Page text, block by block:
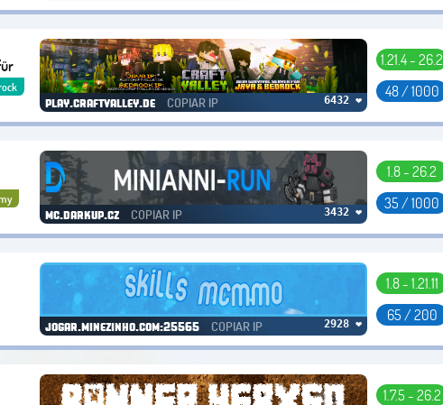
play.craftvalley.de COPIAR IP 6432 ❤
1.21.4 - 26.2
48 / 1000
mc.darkup.cz COPIAR IP 3432 ❤
1.8 - 26.2
35 / 1000
jogar.minezinho.com:25565 COPIAR IP 2928 ❤
1.8 - 1.21.11
65 / 200
1.7.5 - 26.2